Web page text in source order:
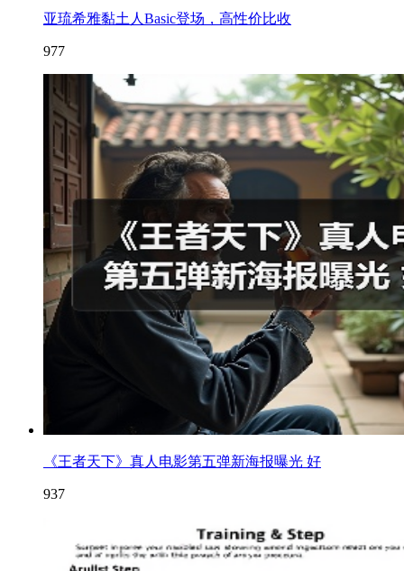
亚琉希雅黏土人Basic登场，高性价比收
977
《王者天下》真人电影第五弹新海报曝光 好
937